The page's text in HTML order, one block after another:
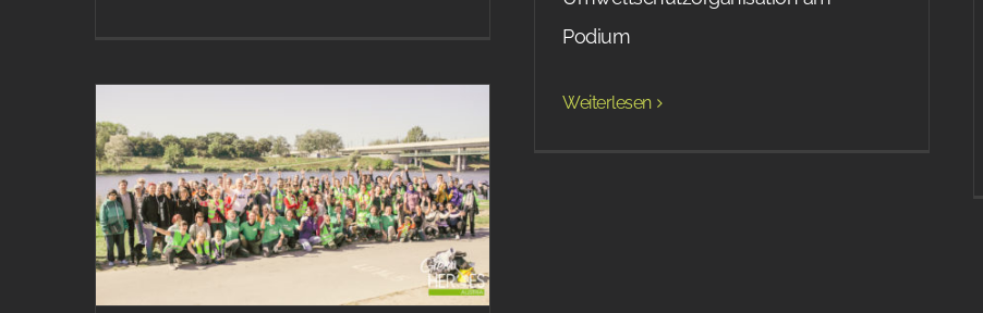
Podium
Weiterlesen
World Cleanup Day in Wien
2019